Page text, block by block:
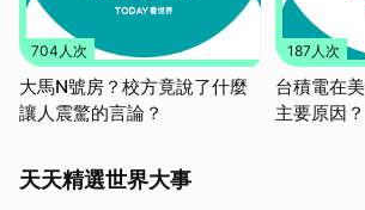
704人次
大馬N號房？校方竟說了什麼
讓人震驚的言論？
187人次
台積電在
主要原因？
天天精選世界大事